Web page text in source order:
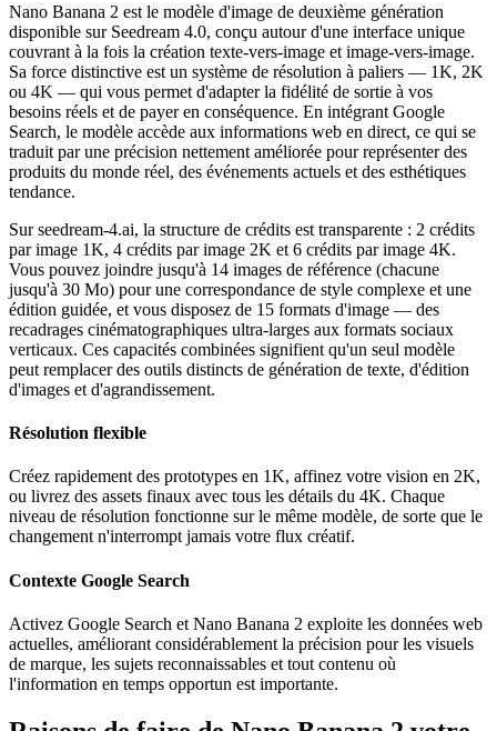
Nano Banana 2 est le modèle d'image de deuxième génération
disponible sur Seedream 4.0, conçu autour d'une interface unique
couvrant à la fois la création texte-vers-image et image-vers-image.
Sa force distinctive est un système de résolution à paliers — 1K, 2K
ou 4K — qui vous permet d'adapter la fidélité de sortie à vos
besoins réels et de payer en conséquence. En intégrant Google
Search, le modèle accède aux informations web en direct, ce qui se
traduit par une précision nettement améliorée pour représenter des
produits du monde réel, des événements actuels et des esthétiques
tendance.
Sur seedream-4.ai, la structure de crédits est transparente : 2 crédits
par image 1K, 4 crédits par image 2K et 6 crédits par image 4K.
Vous pouvez joindre jusqu'à 14 images de référence (chacune
jusqu'à 30 Mo) pour une correspondance de style complexe et une
édition guidée, et vous disposez de 15 formats d'image — des
recadrages cinématographiques ultra-larges aux formats sociaux
verticaux. Ces capacités combinées signifient qu'un seul modèle
peut remplacer des outils distincts de génération de texte, d'édition
d'images et d'agrandissement.
Résolution flexible
Créez rapidement des prototypes en 1K, affinez votre vision en 2K,
ou livrez des assets finaux avec tous les détails du 4K. Chaque
niveau de résolution fonctionne sur le même modèle, de sorte que le
changement n'interrompt jamais votre flux créatif.
Contexte Google Search
Activez Google Search et Nano Banana 2 exploite les données web
actuelles, améliorant considérablement la précision pour les visuels
de marque, les sujets reconnaissables et tout contenu où
l'information en temps opportun est importante.